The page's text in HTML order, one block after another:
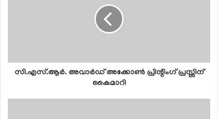
സി.എസ്.ആര്‍. അവാര്‍ഡ് അക്കോണ്‍ പ്രിന്റിംഗ് പ്രസ്സിന്
കൈമാറി